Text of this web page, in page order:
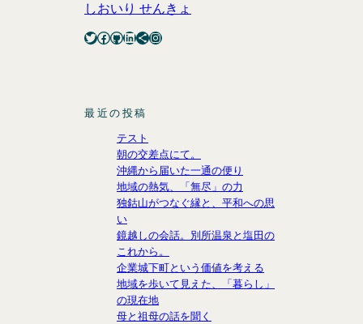
しおいり せんきょ
Twitter Facebook GitHub LinkedIn Share Icon Instagram
最近の投稿
テスト
朝の交差点にて。
沖縄から届いた一通の便り
地域の熱気、「無尽」の力
独鈷山がつなぐ縁と、平和への思
い
鏡越しの会話。別所温泉と塩田の
これから。
企業城下町という価値を考える
地域を歩いて見えた、「暮らし」
の現在地
母と祖母の話を聞く